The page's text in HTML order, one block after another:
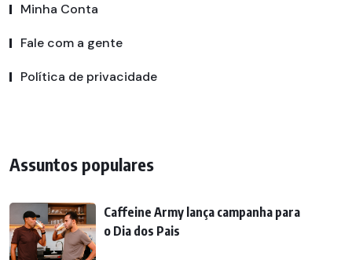
Minha Conta
Fale com a gente
Política de privacidade
Assuntos populares
Caffeine Army lança campanha para
o Dia dos Pais